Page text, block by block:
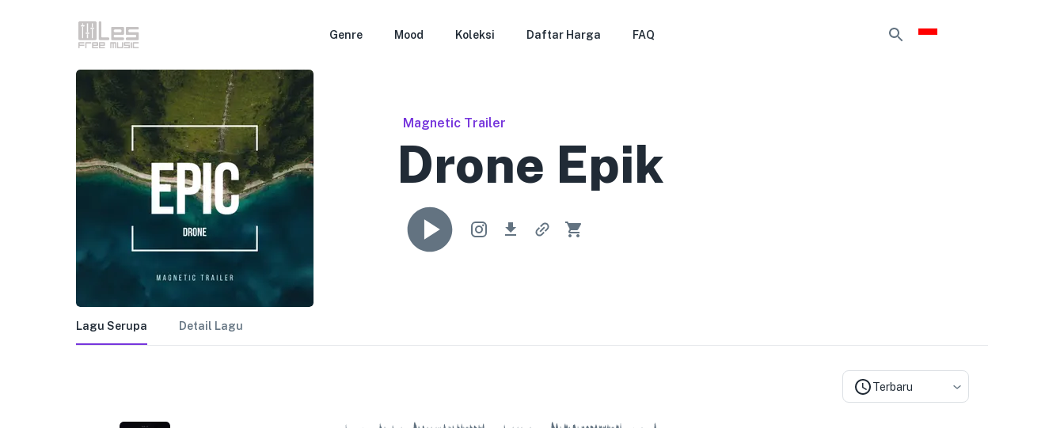
Genre Mood Koleksi Daftar Harga FAQ
Magnetic Trailer
Drone Epik
Lagu Serupa Detail Lagu
Terbaru